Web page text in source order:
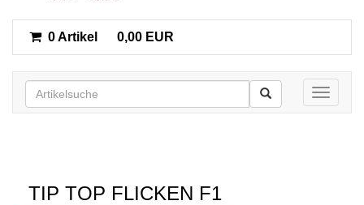
0 Artikel 0,00 EUR
Toggle
TIP TOP FLICKEN F1